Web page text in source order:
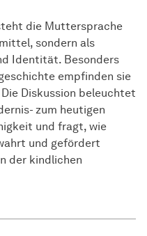
die Muttersprache
sondern als
Identität. Besonders
empfinden sie
Diskussion beleuchtet
zum heutigen
und fragt, wie
und gefördert
der kindlichen